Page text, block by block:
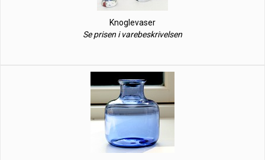
Knoglevaser
Se prisen i varebeskrivelsen